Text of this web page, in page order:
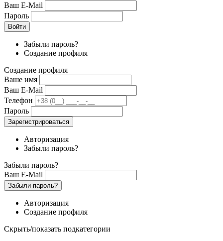
Ваш E-Mail
Пароль
Войти
Забыли пароль?
Создание профиля
Создание профиля
Ваше имя
Ваш E-Mail
Телефон
Пароль
Зарегистрироваться
Авторизация
Забыли пароль?
Забыли пароль?
Ваш E-Mail
Забыли пароль?
Авторизация
Создание профиля
Скрыть/показать подкатегории